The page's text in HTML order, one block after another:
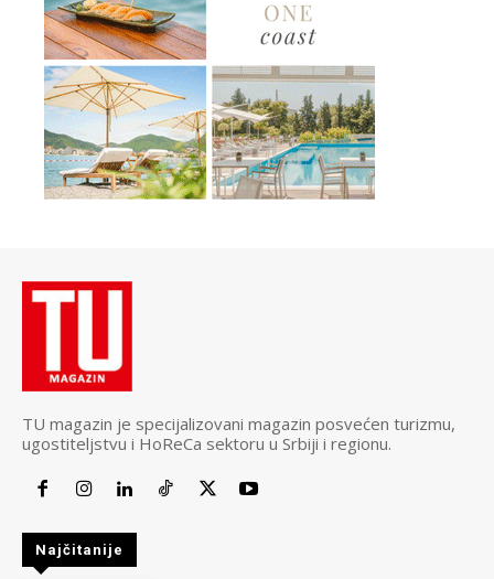
TU magazin je specijalizovani magazin posvećen turizmu,
ugostiteljstvu i HoReCa sektoru u Srbiji i regionu.
Najčitanije